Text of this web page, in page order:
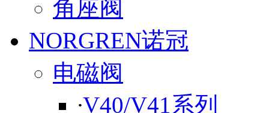
角座阀
NORGREN诺冠
电磁阀
·V40/V41系列